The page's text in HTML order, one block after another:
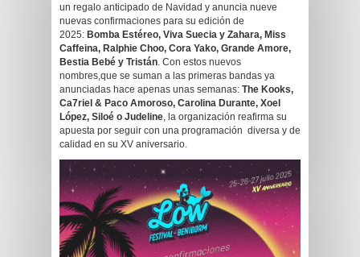
un regalo anticipado de Navidad y anuncia nueve
nuevas confirmaciones para su edición de
2025: Bomba Estéreo, Viva Suecia y Zahara, Miss
Caffeina, Ralphie Choo, Cora Yako, Grande Amore,
Bestia Bebé y Tristán . Con estos nuevos
nombres,que se suman a las primeras bandas ya
anunciadas hace apenas unas semanas: The Kooks,
Ca7riel & Paco Amoroso, Carolina Durante, Xoel
López, Siloé o Judeline , la organización reafirma su
apuesta por seguir con una programación diversa y de
calidad en su XV aniversario.